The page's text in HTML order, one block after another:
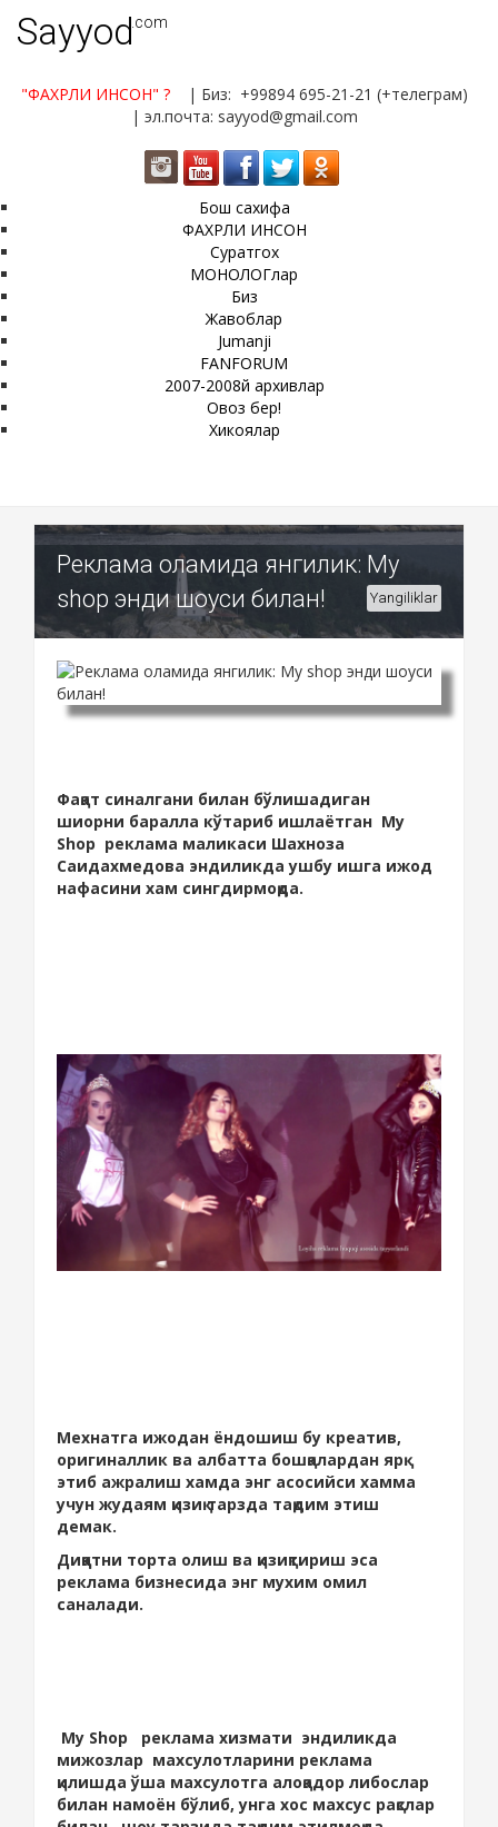
Sayyod.com
"ФАХРЛИ ИНСОН" ?
| Биз: +99894 695-21-21 (+телеграм)
| эл.почта: sayyod@gmail.com
Бош сахифа
ФАХРЛИ ИНСОН
Суратгох
МОНОЛОГлар
Биз
Жавоблар
Jumanji
FANFORUM
2007-2008й архивлар
Овоз бер!
Хикоялар
Реклама оламида янгилик: My
shop энди шоуси билан!
Yangiliklar
Фақат синалгани билан бўлишадиган
шиорни баралла кўтариб ишлаётган Мy
Shop реклама маликаси Шахноза
Саидахмедова эндиликда ушбу ишга ижод
нафасини хам сингдирмоқда.
Мехнатга ижодан ёндошиш бу креатив,
оригиналлик ва албатта бошқалардан ярқ
этиб ажралиш хамда энг асосийси хамма
учун жудаям қизиқ тарзда тақдим этиш
демак.
Диққатни торта олиш ва қизиқтириш эса
реклама бизнесида энг мухим омил
саналади.
Мy Shop реклама хизмати эндиликда
мижозлар махсулотларини реклама
қилишда ўша махсулотга алоқадор либослар
билан намоён бўлиб, унга хос махсус рақслар